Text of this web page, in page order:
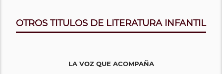
OTROS TITULOS DE LITERATURA INFANTIL
LA VOZ QUE ACOMPAÑA